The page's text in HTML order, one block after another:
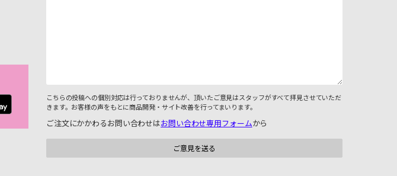
こちらの投稿への個別対応は行っておりませんが、頂いたご意見はスタッフがすべて拝見させていただ
きます。お客様の声をもとに商品開発・サイト改善を行ってまいります。
ご注文にかかわるお問い合わせはお問い合わせ専用フォームから